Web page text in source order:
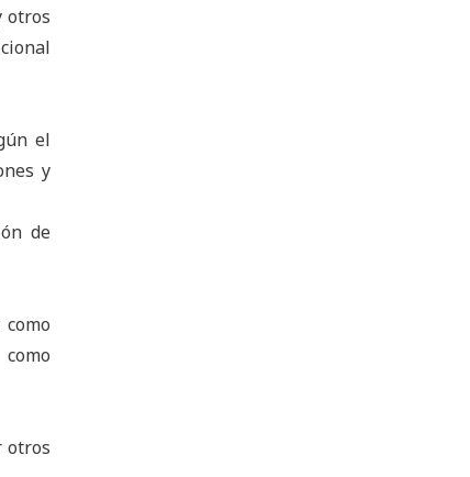
otros
el
y
de
otros